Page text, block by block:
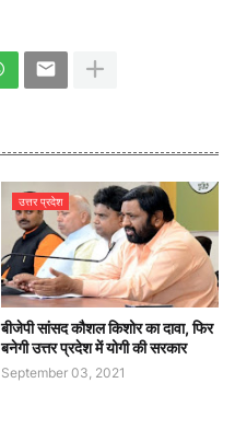
उत्तर प्रदेश
बीजेपी सांसद कौशल किशोर का दावा, फिर
बनेगी उत्तर प्रदेश में योगी की सरकार
September 03, 2021